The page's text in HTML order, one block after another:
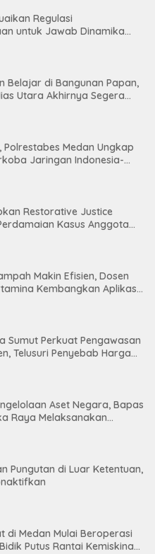
Regulasi
untuk Jawab Dinamika
Belajar di Bangunan Papan,
Utara Akhirnya Segera
Polrestabes Medan Ungkap
Jaringan Indonesia-
Restorative Justice
Kasus Anggota
Makin Efisien, Dosen
Kembangkan Aplikasi
Sumut Perkuat Pengawasan
Telusuri Penyebab Harga
Aset Negara, Bapas
Raya Melaksanakan
Pungutan di Luar Ketentuan,
di Medan Mulai Beroperasi
Putus Rantai Kemiskinan